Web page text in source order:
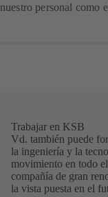
nuestro personal como
Trabajar en KSB
Vd. también puede
la ingeniería y la
movimiento en todo
compañía de gran
la vista puesta en el